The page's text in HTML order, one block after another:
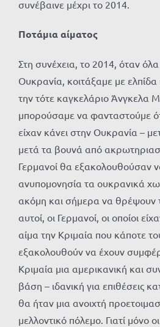
συνέβαινε μέχρι το 2014.
Ποτάμια αίματος
Στη συνέχεια, το 2014, όταν
Ουκρανία, κοιτάξαμε με ελπίδα
την τότε καγκελάριο Άνγκελα
μπορούσαμε να φανταστούμε
είχαν κάνει στην Ουκρανία –
μετά τα βουνά από
Γερμανοί θα εξακολουθούσαν
ανυπομονησία τα ουκρανικά
ακόμη και σήμερα να θρέψουν
αυτοί, οι Γερμανοί, οι οποίοι
αίμα την Κριμαία που κάποτε
εξακολουθούν να έχουν
Κριμαία μια αμερικανική και
βάση – ιδανική για επιθέσεις
θα ήταν μια ανοιχτή
μελλοντικό πόλεμο. Γιατί μόνο